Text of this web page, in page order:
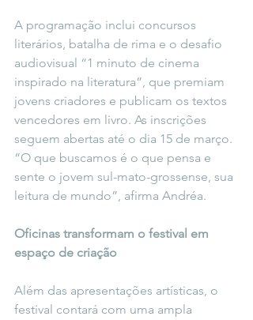
A programação inclui concursos
literários, batalha de rima e o desafio
audiovisual “1 minuto de cinema
inspirado na literatura”, que premiam
jovens criadores e publicam os textos
vencedores em livro. As inscrições
seguem abertas até o dia 15 de março.
“O que buscamos é o que pensa e
sente o jovem sul-mato-grossense, sua
leitura de mundo”, afirma Andréa.
Oficinas transformam o festival em
espaço de criação
Além das apresentações artísticas, o
festival contará com uma ampla